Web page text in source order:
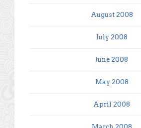
August 2008
July 2008
June 2008
May 2008
April 2008